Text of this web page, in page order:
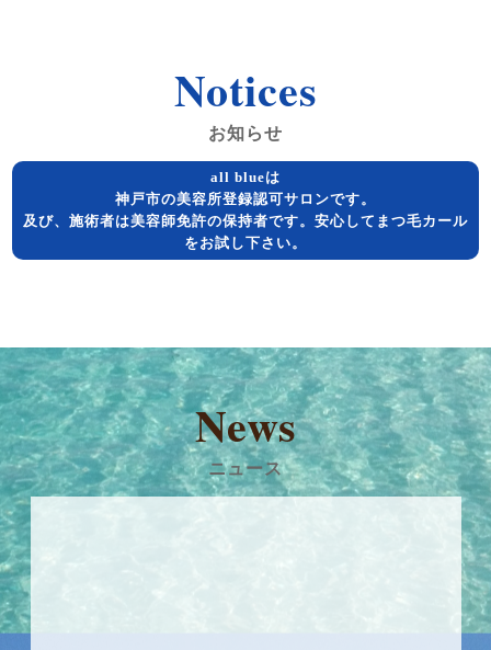
Notices
お知らせ
all blueは
神戸市の美容所登録認可サロンです。
及び、施術者は美容師免許の保持者です。安心してまつ毛カール
をお試し下さい。
News
ニュース